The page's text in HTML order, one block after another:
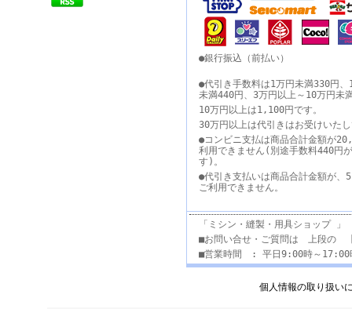
●銀行振込（前払い）
●代引き手数料は1万円未満330円
未満440円、3万円以上～10万円未
10万円以上は1,100円です。
30万円以上は代引きはお受けいた
●コンビニ支払は商品合計金額が
利用できません(別途手数料440円
す)。
●代引き支払いは商品合計金額が、
ご利用できません。
「ミシン・縫製・用具ショップ 」
■お問い合せ・ご質問は 上段の
■営業時間 : 平日9:00時～17:00
個人情報の取り扱い